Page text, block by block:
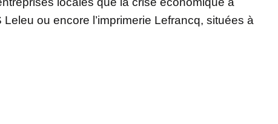
ou encore l’imprimerie Lefrancq, situées à